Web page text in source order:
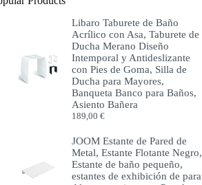
Libaro Taburete de Baño
Acrílico con Asa, Taburete de
Ducha Merano Diseño
Intemporal y Antideslizante
con Pies de Goma, Silla de
Ducha para Mayores,
Banqueta Banco para Baños,
Asiento Bañera
189,00€
JOOM Estante de Pared de
Metal, Estante Flotante Negro,
Estante de baño pequeño,
estantes de exhibición de para